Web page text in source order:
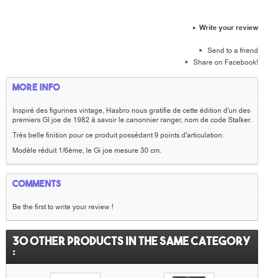
Write your review
Send to a friend
Share on Facebook!
More info
Inspiré des figurines vintage, Hasbro nous gratifie de cette édition d'un des
premiers GI joe de 1982 à savoir le canonnier ranger, nom de code Stalker.
Très belle finition pour ce produit possédant 9 points d'articulation.
Modèle réduit 1/6ème, le Gi joe mesure 30 cm.
Comments
Be the first to write your review !
30 other products in the same category
: